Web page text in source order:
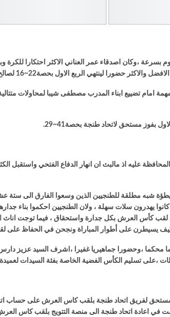
بسرعة ،وكان اصدقاء عمر العناني الاكثر احتكارا
لينتهي الربع الاول بحصة22~16 لصالح اتحاد طنجة .
امام تضييع ابناء المدرب مصطفى شيبا لمحاولات
بفوز مستحق لاتحاد طنجة بحصة41~29.
عليه اذ مالبث ان انهار الدفاع الفتحي واستقبل
شبه مطلقة للطنجيين الذين وسعوا الفارق الى ستة
يهدرون سلات سهلة ، ولان الطنجيين احكموا بناء
لحصة75~63..وبذلك يحرز الفريق الطنجي لقب كأس العرش بكل جدارة
محكما ،وحضورا جماهيريا غفيرا ،اشرف السيد عزيز
،على تسليم الكأس الفضية الخاصة بفئة السيدات لعميدة
لفريق اتحاد طنجة بلقب كاس العرش على حساب
في اعادة اتحاد طنجة الى منصة التتويج بلقب كاس